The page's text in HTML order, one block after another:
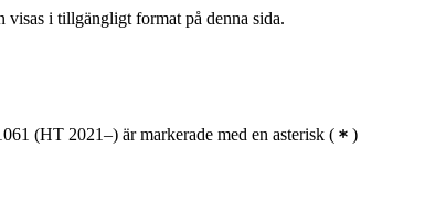
i tillgängligt format på denna sida.
(HT 2021–) är markerade med en asterisk ( )